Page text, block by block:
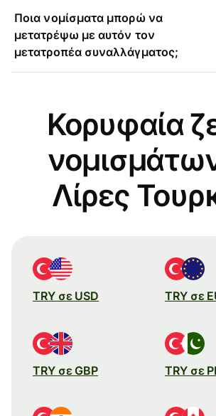
Ποια νομίσματα μπορώ να
μετατρέψω με αυτόν τον
μετατροπέα συναλλάγματος;
Κορυφαία
Λίρες
TRY σε USD TRY σε
TRY σε GBP TRY σε